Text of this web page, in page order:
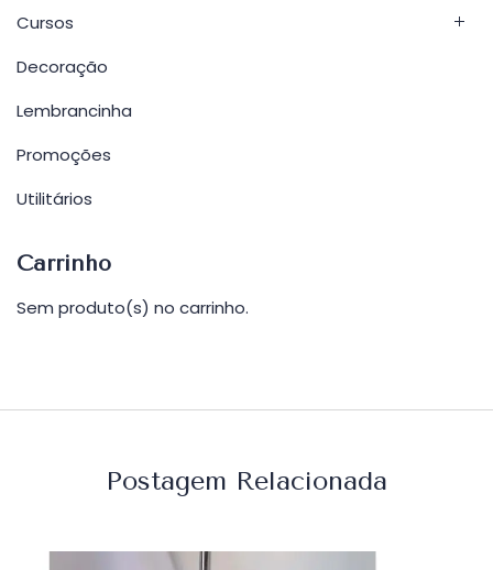
Cursos
Decoração
Lembrancinha
Promoções
Utilitários
Carrinho
Sem produto(s) no carrinho.
Postagem Relacionada